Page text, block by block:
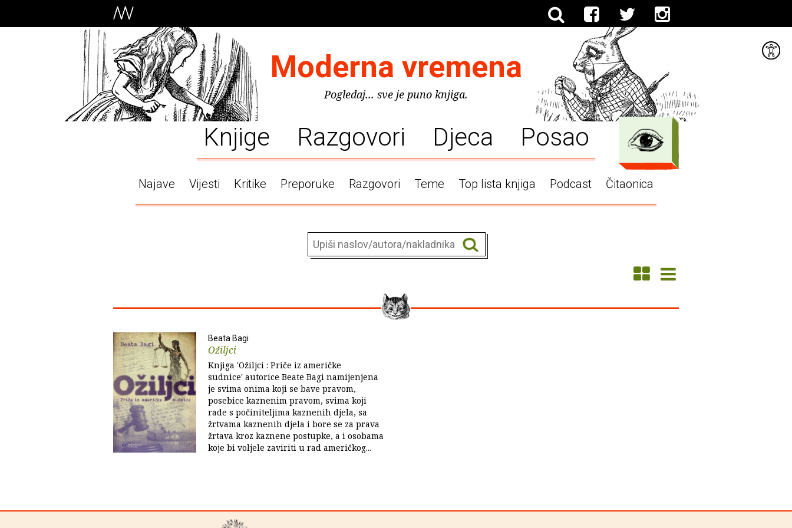
Moderna vremena
Pogledaj... sve je puno knjiga.
Knjige Razgovori Djeca Posao
Najave Vijesti Kritike Preporuke Razgovori Teme Top lista knjiga Podcast Čitaonica
Beata Bagi
Ožiljci
Knjiga 'Ožiljci : Priče iz američke
sudnice' autorice Beate Bagi namijenjena
je svima onima koji se bave pravom,
posebice kaznenim pravom, svima koji
rade s počiniteljima kaznenih djela, sa
žrtvama kaznenih djela i bore se za prava
žrtava kroz kaznene postupke, a i osobama
koje bi voljele zaviriti u rad američkog...